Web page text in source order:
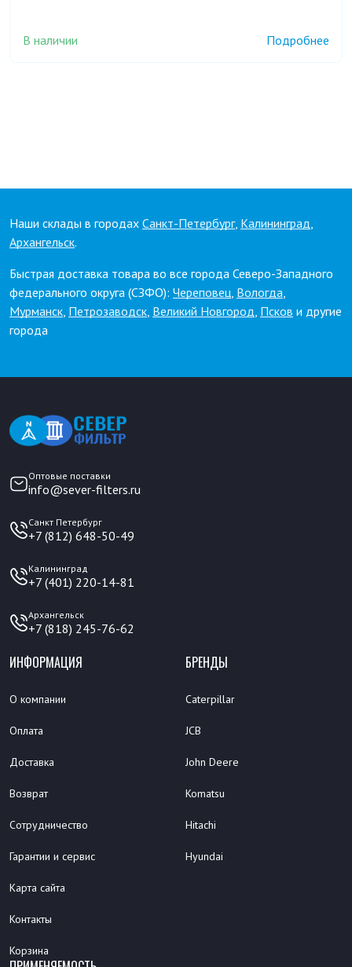
В наличии Подробнее
Наши склады в городах Санкт-Петербург, Калининград,
Архангельск.
Быстрая доставка товара во все города Северо-Западного
федерального округа (СЗФО): Череповец, Вологда,
Мурманск, Петрозаводск, Великий Новгород, Псков и другие
города
Оптовые поставки
info@sever-filters.ru
Санкт Петербург
+7 (812) 648-50-49
Калининград
+7 (401) 220-14-81
Архангельск
+7 (818) 245-76-62
ИНФОРМАЦИЯ
О компании
Оплата
Доставка
Возврат
Сотрудничество
Гарантии и сервис
Карта сайта
Контакты
Корзина
БРЕНДЫ
Caterpillar
JCB
John Deere
Komatsu
Hitachi
Hyundai